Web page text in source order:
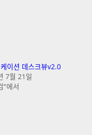
이션 데스크뷰v2.0
7월 21일
"에서